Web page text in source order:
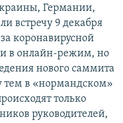
Германии,
встречу 9 декабря
коронавирусной
в онлайн-режим, но
нового саммита
в «нормандском»
только
руководителей,